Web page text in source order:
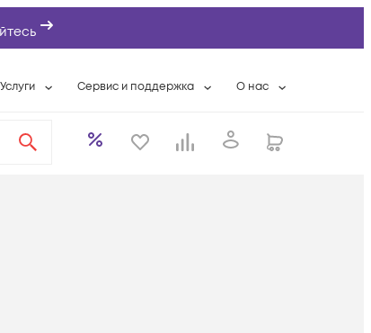
Услуги
Расширенная гарантия
Сервис и поддержка
Разовые выездные работы
О нас
Контактная